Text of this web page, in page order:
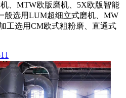
、MTW欧版磨机、5X欧版智能
般选用LUM超细立式磨机、MW
工选用CM欧式粗粉磨、直通式